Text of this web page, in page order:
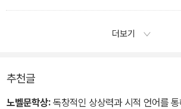
리고 그것들을 소유하면서 세상의 일부가 되었
더보기
추천글
노벨문학상: 독창적인 상상력과 시적 언어를